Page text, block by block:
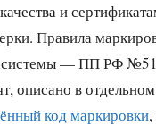
и
Правила
— ПП РФ
описано в
код маркировки